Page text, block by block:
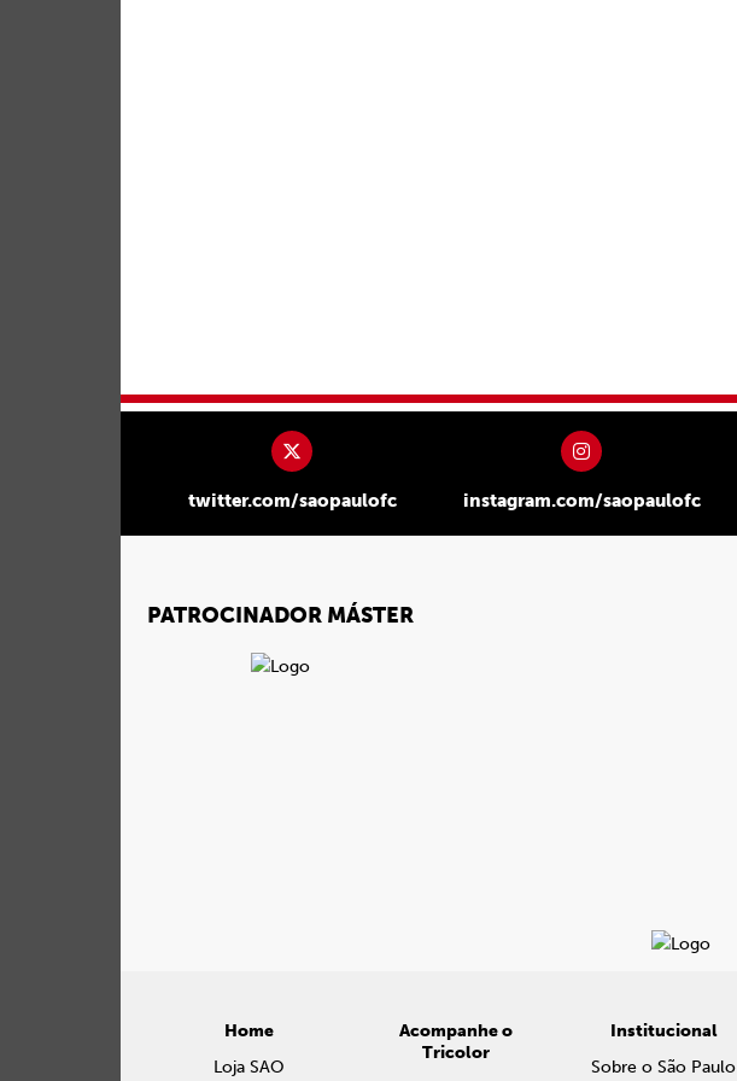
twitter.com/saopaulofc instagram.com/saopaulofc
PATROCINADOR MÁSTER
Home
Loja SAO
Acompanhe o
Tricolor
Institucional
Sobre o São Paulo